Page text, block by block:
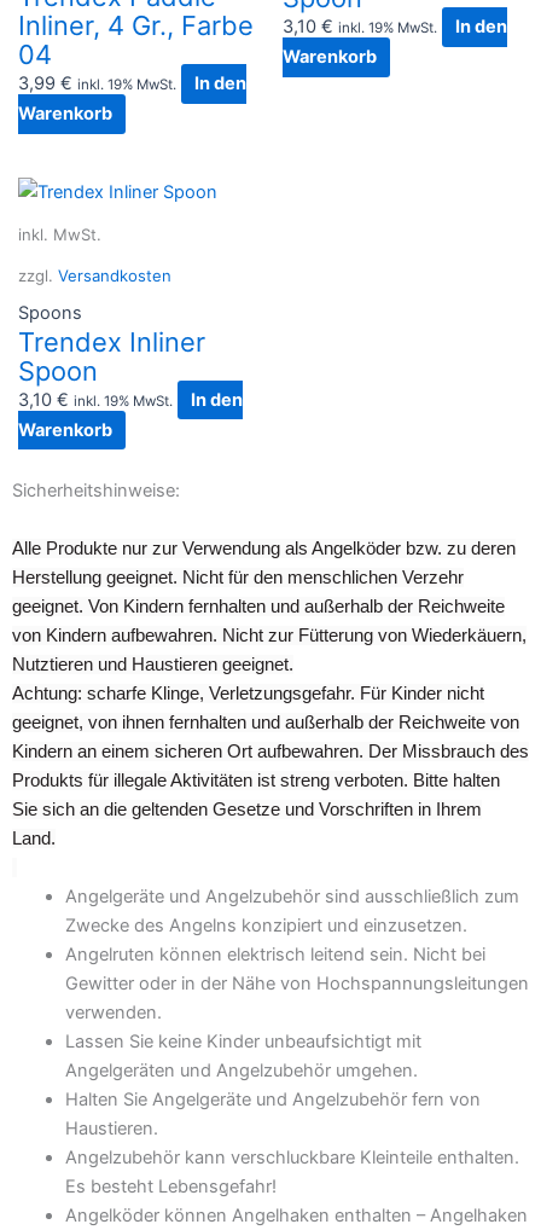
Inliner, 4 Gr., Farbe
04
3,99 € inkl. 19% MwSt.
In den
Warenkorb
3,10 € inkl. 19% MwSt.
In den
Warenkorb
inkl. MwSt.
zzgl. Versandkosten
Spoons
Trendex Inliner
Spoon
3,10 € inkl. 19% MwSt.
In den
Warenkorb
Sicherheitshinweise:
Alle Produkte nur zur Verwendung als Angelköder bzw. zu deren
Herstellung geeignet. Nicht für den menschlichen Verzehr
geeignet. Von Kindern fernhalten und außerhalb der Reichweite
von Kindern aufbewahren. Nicht zur Fütterung von Wiederkäuern,
Nutztieren und Haustieren geeignet.
Achtung: scharfe Klinge, Verletzungsgefahr. Für Kinder nicht
geeignet, von ihnen fernhalten und außerhalb der Reichweite von
Kindern an einem sicheren Ort aufbewahren. Der Missbrauch des
Produkts für illegale Aktivitäten ist streng verboten. Bitte halten
Sie sich an die geltenden Gesetze und Vorschriften in Ihrem
Land.
Angelgeräte und Angelzubehör sind ausschließlich zum
Zwecke des Angelns konzipiert und einzusetzen.
Angelruten können elektrisch leitend sein. Nicht bei
Gewitter oder in der Nähe von Hochspannungsleitungen
verwenden.
Lassen Sie keine Kinder unbeaufsichtigt mit
Angelgeräten und Angelzubehör umgehen.
Halten Sie Angelgeräte und Angelzubehör fern von
Haustieren.
Angelzubehör kann verschluckbare Kleinteile enthalten.
Es besteht Lebensgefahr!
Angelköder können Angelhaken enthalten – Angelhaken